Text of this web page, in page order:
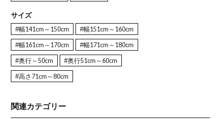
サイズ
#幅141cm～150cm #幅151cm～160cm
#幅161cm～170cm #幅171cm～180cm
#奥行～50cm #奥行51cm～60cm
#高さ71cm～80cm
関連カテゴリー